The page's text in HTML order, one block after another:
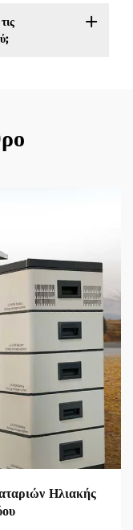
Ηλιακής